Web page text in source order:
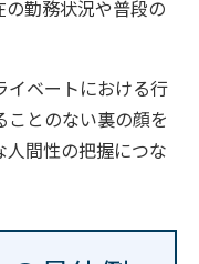
勤務状況や普段の
イベートにおける行
とのない裏の顔を
間性の把握につな